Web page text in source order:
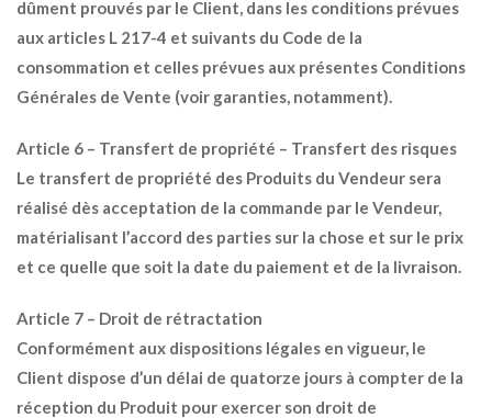
dûment prouvés par le Client, dans les conditions prévues
aux articles L 217-4 et suivants du Code de la
consommation et celles prévues aux présentes Conditions
Générales de Vente (voir garanties, notamment).
Article 6 – Transfert de propriété – Transfert des risques
Le transfert de propriété des Produits du Vendeur sera
réalisé dès acceptation de la commande par le Vendeur,
matérialisant l’accord des parties sur la chose et sur le prix
et ce quelle que soit la date du paiement et de la livraison.
Article 7 – Droit de rétractation
Conformément aux dispositions légales en vigueur, le
Client dispose d’un délai de quatorze jours à compter de la
réception du Produit pour exercer son droit de